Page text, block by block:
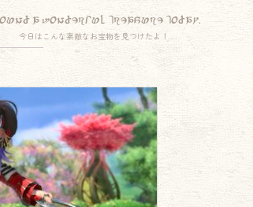
a wonderful treasure today.
今日はこんな素敵なお宝物を見つけたよ！